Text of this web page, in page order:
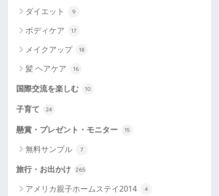
ダイエット 9
ボディケア 17
メイクアップ 18
髪 ヘアケア 16
国際交流を楽しむ 10
子育て 24
懸賞・プレゼント・モニター 15
無料サンプル 7
旅行・お出かけ 265
アメリカ親子ホームステイ2014 4